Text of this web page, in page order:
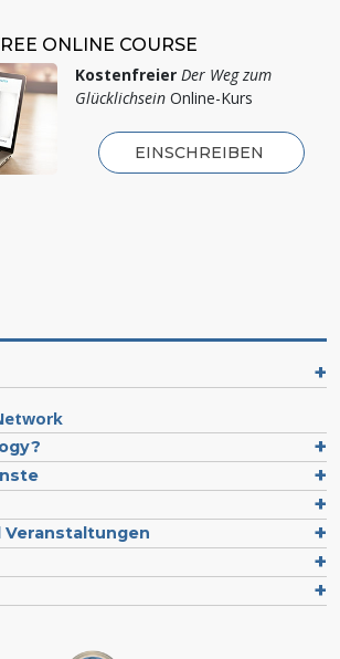
ONLINE COURSE
Kostenfreier Der Weg zum
Glücklichsein Online-Kurs
EINSCHREIBEN
Veranstaltungen